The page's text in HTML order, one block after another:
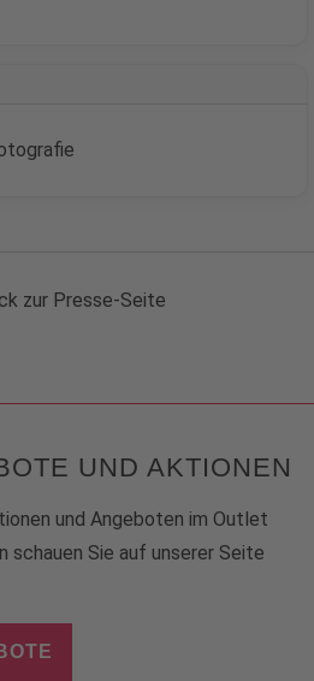
zur Presse-Seite
UND AKTIONEN
und Angeboten im Outlet
schauen Sie auf unserer Seite